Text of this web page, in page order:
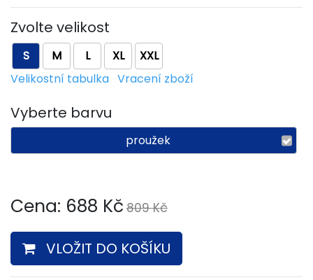
Zvolte velikost
S M L XL
XXL
Velikostní tabulka Vracení zboží
Vyberte barvu
proužek
Cena: 688 Kč 809 Kč
VLOŽIT DO KOŠÍKU